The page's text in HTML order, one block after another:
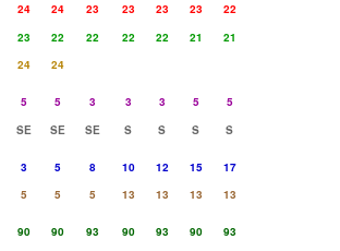
24 24 23 23 23 23
22
23 22 22 22 22 21
21
24
24
5 5 3 3 3 5
5
SE SE SE S S S
S
3 5 8 10 12 15
17
5 5 5 13 13 13
13
90 90 93 90 93 90
93